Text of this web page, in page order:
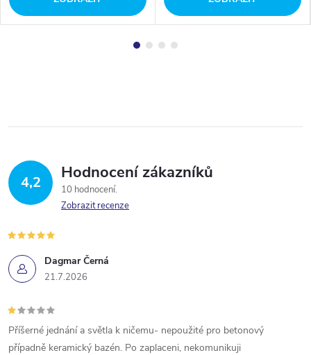
4,2 Hodnocení zákazníků
10 hodnocení
Zobrazit recenze
Dagmar Černá
21.7.2026
Příšerné jednání a světla k ničemu- nepoužité pro betonový
případně keramický bazén. Po zaplaceni, nekomunikuji